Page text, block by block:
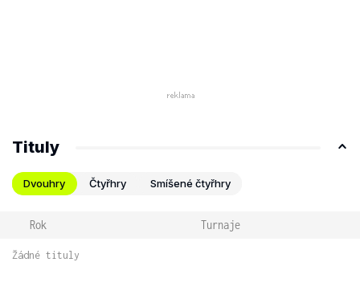
Tituly
Dvouhry Čtyřhry Smíšené čtyřhry
Rok Turnaje
Žádné tituly